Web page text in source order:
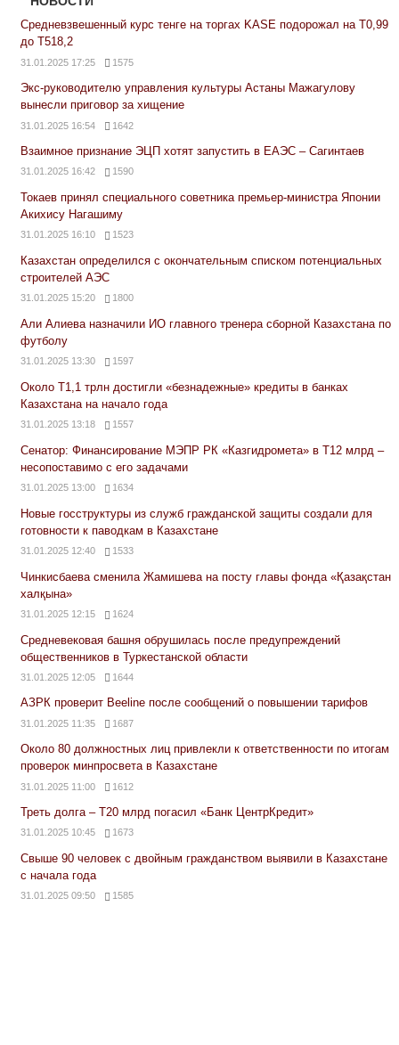
Средневзвешенный курс тенге на торгах KASE подорожал на Т0,99
до Т518,2
31.01.2025 17:25 1575
Экс-руководителю управления культуры Астаны Мажагулову
вынесли приговор за хищение
31.01.2025 16:54 1642
Взаимное признание ЭЦП хотят запустить в ЕАЭС – Сагинтаев
31.01.2025 16:42 1590
Токаев принял специального советника премьер-министра Японии
Акихису Нагашиму
31.01.2025 16:10 1523
Казахстан определился с окончательным списком потенциальных
строителей АЭС
31.01.2025 15:20 1800
Али Алиева назначили ИО главного тренера сборной Казахстана по
футболу
31.01.2025 13:30 1597
Около Т1,1 трлн достигли «безнадежные» кредиты в банках
Казахстана на начало года
31.01.2025 13:18 1557
Сенатор: Финансирование МЭПР РК «Казгидромета» в Т12 млрд –
несопоставимо с его задачами
31.01.2025 13:00 1634
Новые госструктуры из служб гражданской защиты создали для
готовности к паводкам в Казахстане
31.01.2025 12:40 1533
Чинкисбаева сменила Жамишева на посту главы фонда «Қазақстан
халқына»
31.01.2025 12:15 1624
Средневековая башня обрушилась после предупреждений
общественников в Туркестанской области
31.01.2025 12:05 1644
АЗРК проверит Beeline после сообщений о повышении тарифов
31.01.2025 11:35 1687
Около 80 должностных лиц привлекли к ответственности по итогам
проверок минпросвета в Казахстане
31.01.2025 11:00 1612
Треть долга – Т20 млрд погасил «Банк ЦентрКредит»
31.01.2025 10:45 1673
Свыше 90 человек с двойным гражданством выявили в Казахстане
с начала года
31.01.2025 09:50 1585